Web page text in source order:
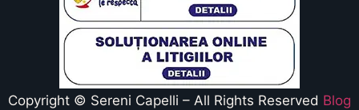
Copyright © Sereni Capelli – All Rights Reserved Blog